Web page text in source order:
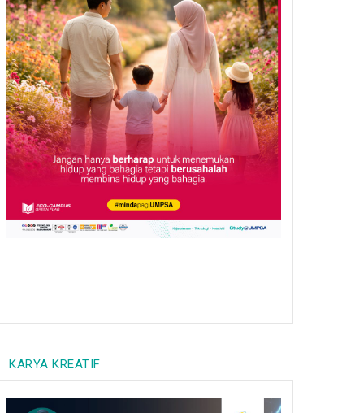
Tetapi Bakat Belum
Dimanfaatkan
EXPERTS /06 Aug 26
KARYA KREATIF